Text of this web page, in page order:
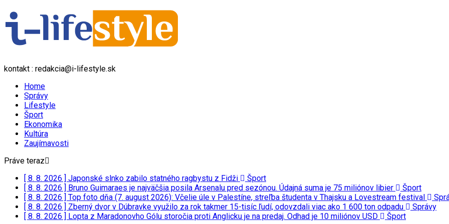
kontakt : redakcia@i-lifestyle.sk
Home
Správy
Lifestyle
Šport
Ekonomika
Kultúra
Zaujímavosti
Práve teraz
[ 8. 8. 2026 ] Japonské slnko zabilo statného ragbystu z Fidži
Šport
[ 8. 8. 2026 ] Bruno Guimaraes je najväčšia posila Arsenalu pred sezónou. Údajná suma je 75 miliónov libier
Šport
[ 8. 8. 2026 ] Top foto dňa (7. august 2026): Včelie úle v Palestíne, streľba študenta v Thajsku a Lovestream festival
[ 8. 8. 2026 ] Zberný dvor v Dúbravke využilo za rok takmer 15-tisíc ľudí, odovzdali viac ako 1 600 ton odpadu
Správy
[ 8. 8. 2026 ] Lopta z Maradonovho Gólu storočia proti Anglicku je na predaj. Odhad je 10 miliónov USD Šport